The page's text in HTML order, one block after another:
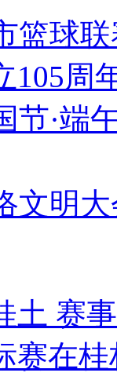
篮球
105周
节·端
文明
土 赛
赛在